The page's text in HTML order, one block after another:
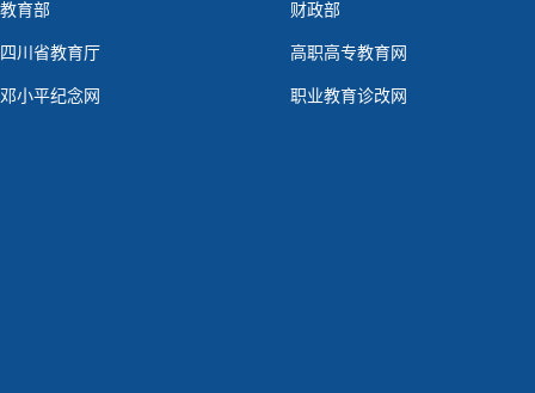
教育部 财政部
四川省教育厅 高职高专教育网
邓小平纪念网 职业教育诊改网